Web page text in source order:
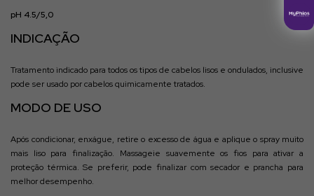
pH 4.5/5,0
INDICAÇÃO
Tratamento indicado para todos os tipos de cabelos lisos e ondulados, inclusive
pode ser usado por cabelos quimicamente tratados.
MODO DE USO
Após condicionar, enxágue, retire o excesso de água e aplique o spray muito
mais liso para finalização. Massageie suavemente os fios para ativar a
proteção térmica. Se preferir, pode finalizar com secador e prancha para
melhor desempenho.